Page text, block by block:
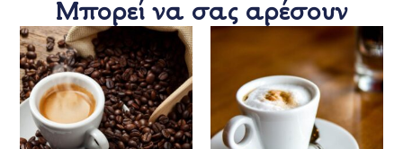
Μπορεί να σας αρέσουν